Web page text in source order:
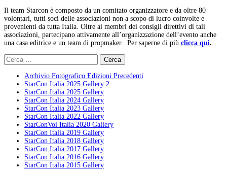
Il team Starcon è composto da un comitato organizzatore e da oltre 80
volontari, tutti soci delle associazioni non a scopo di lucro coinvolte e
provenienti da tutta Italia. Oltre ai membri dei consigli direttivi di tali
associazioni, partecipano attivamente all’organizzazione dell’evento anche
una casa editrice e un team di propmaker. Per saperne di più clicca qui.
Ricerca
per:
Archivio Fotografico Edizioni Precedenti
StarCon Italia 2025 Gallery 2
StarCon Italia 2025 Gallery
StarCon Italia 2024 Gallery
StarCon Italia 2023 Gallery
StarCon Italia 2022 Gallery
StarConVoi Italia 2020 Gallery
StarCon Italia 2019 Gallery
StarCon Italia 2018 Gallery
StarCon Italia 2017 Gallery
StarCon Italia 2016 Gallery
StarCon Italia 2015 Gallery